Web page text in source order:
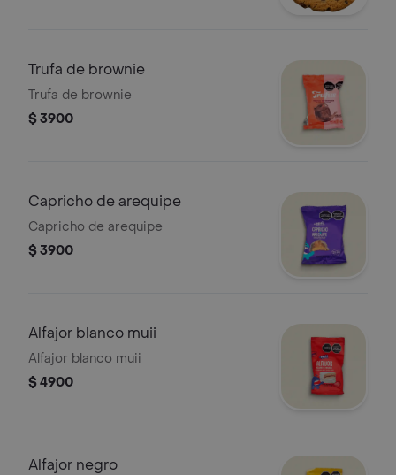
Trufa de brownie
Trufa de brownie
$ 3900
Capricho de arequipe
Capricho de arequipe
$ 3900
Alfajor blanco muii
Alfajor blanco muii
$ 4900
Alfajor negro